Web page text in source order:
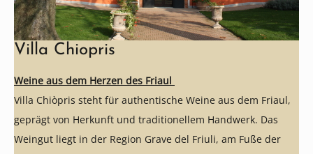
Villa Chiopris
Weine aus dem Herzen des Friaul
Villa Chiòpris steht für authentische Weine aus dem Friaul,
geprägt von Herkunft und traditionellem Handwerk. Das
Weingut liegt in der Region Grave del Friuli, am Fuße der